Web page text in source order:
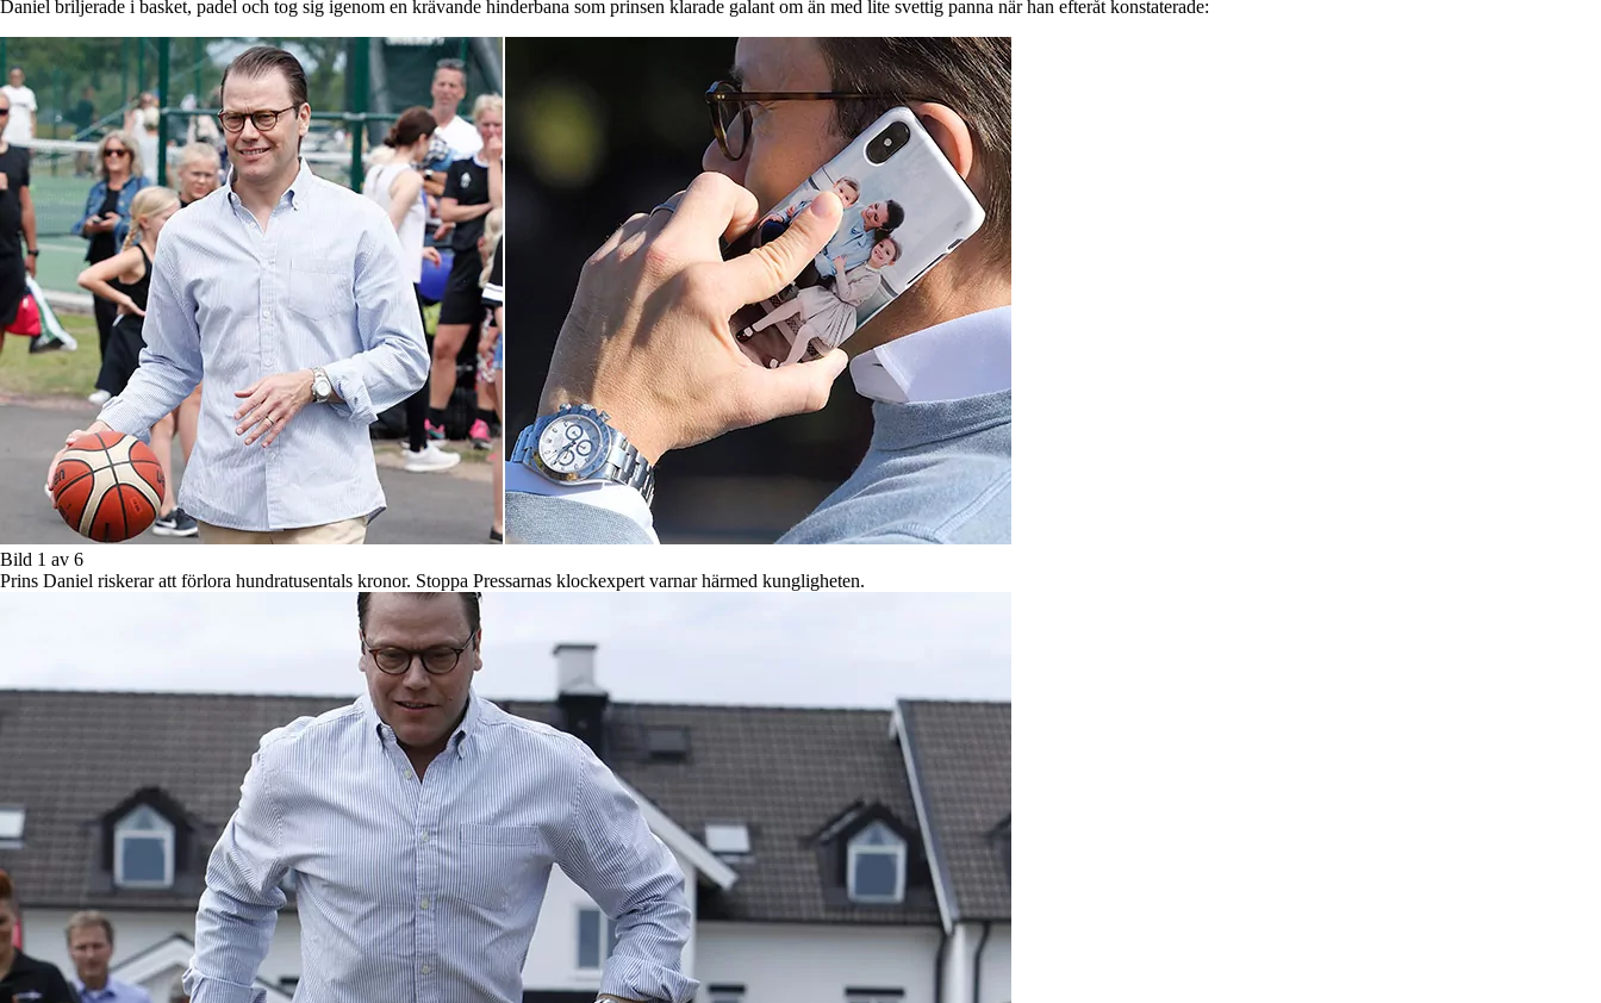
Daniel briljerade i basket, padel och tog sig igenom en krävande hinderbana som prinsen klarade galant om än med lite svettig panna när han efteråt konstaterade:
Bild 1 av 6
Prins Daniel riskerar att förlora hundratusentals kronor. Stoppa Pressarnas klockexpert varnar härmed kungligheten.